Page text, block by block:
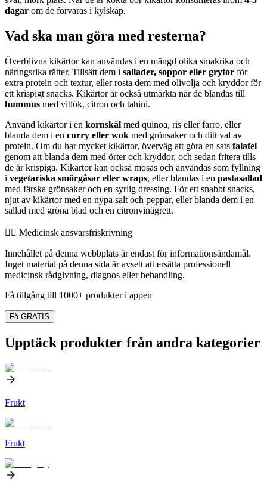
dagar om de förvaras i kylskåp.
Vad ska man göra med resterna?
Överblivna kikärtor kan användas i en mängd olika smakrika och
näringsrika rätter. Tillsätt dem i sallader, soppor eller grytor för
extra protein och textur, eller rosta dem med olivolja och kryddor för
ett krispigt snacks. Kikärtor är också utmärkta när de blandas till
hummus med vitlök, citron och tahini.
Använd kikärtor i en kornskål med quinoa, ris eller farro, eller
blanda dem i en curry eller wok med grönsaker och ditt val av
protein. Om du har mycket kikärtor, överväg att göra en sats falafel
genom att blanda dem med örter och kryddor, och sedan fritera tills
de är krispiga. Kikärtor kan också mosas och användas som fyllning
i vegetariska smörgåsar eller wraps, eller blandas i en pastasallad
med färska grönsaker och en syrlig dressing. För ett snabbt snacks,
njut av kikärtor med en nypa salt och peppar, eller blanda dem i en
sallad med gröna blad och en citronvinägrett.
👨‍⚕️️ Medicinsk ansvarsfriskrivning
Innehållet på denna webbplats är endast för informationsändamål.
Inget material på denna sida är avsett att ersätta professionell
medicinsk rådgivning, diagnos eller behandling.
Få tillgång till 1000+ produkter i appen
Få GRATIS
Upptäck produkter från andra kategorier
Frukt
Frukt